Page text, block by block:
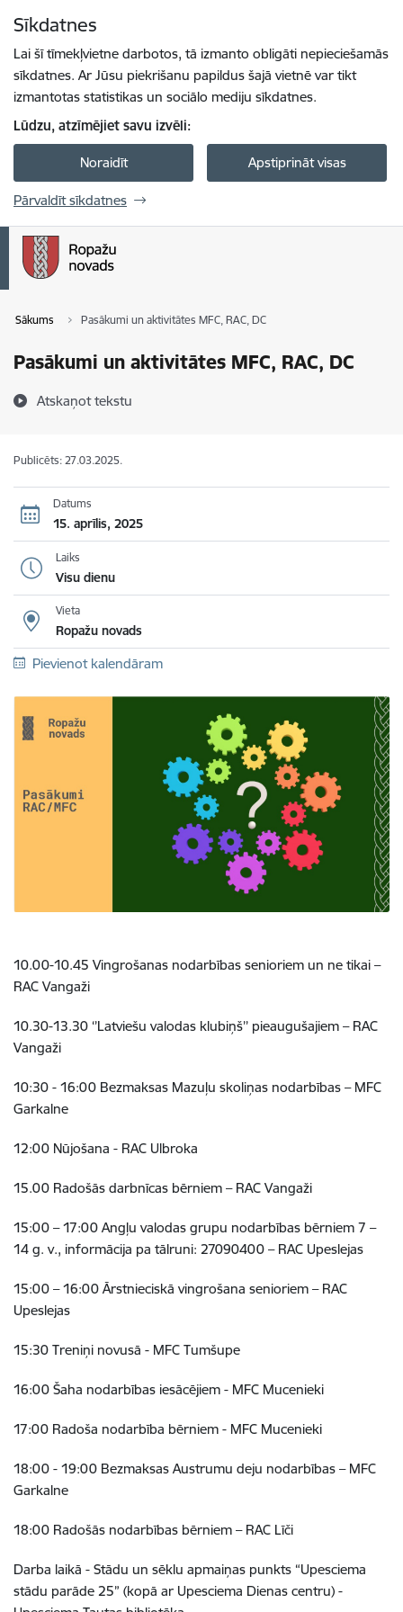
Sīkdatnes
Lai šī tīmekļvietne darbotos, tā izmanto obligāti nepieciešamās
sīkdatnes. Ar Jūsu piekrišanu papildus šajā vietnē var tikt
izmantotas statistikas un sociālo mediju sīkdatnes.
Lūdzu, atzīmējiet savu izvēli:
Noraidīt Apstiprināt visas
Pārvaldīt sīkdatnes
Sākums Pasākumi un aktivitātes MFC, RAC, DC
Pasākumi un aktivitātes MFC, RAC, DC
Atskaņot tekstu
Publicēts: 27.03.2025.
Datums
15. aprīlis, 2025
Laiks
Visu dienu
Vieta
Ropažu novads
Pievienot kalendāram
10.00-10.45 Vingrošanas nodarbības senioriem un ne tikai –
RAC Vangaži
10.30-13.30 ‘’Latviešu valodas klubiņš’’ pieaugušajiem – RAC
Vangaži
10:30 - 16:00 Bezmaksas Mazuļu skoliņas nodarbības – MFC
Garkalne
12:00 Nūjošana - RAC Ulbroka
15.00 Radošās darbnīcas bērniem – RAC Vangaži
15:00 – 17:00 Angļu valodas grupu nodarbības bērniem 7 –
14 g. v., informācija pa tālruni: 27090400 – RAC Upeslejas
15:00 – 16:00 Ārstnieciskā vingrošana senioriem – RAC
Upeslejas
15:30 Treniņi novusā - MFC Tumšupe
16:00 Šaha nodarbības iesācējiem - MFC Mucenieki
17:00 Radoša nodarbība bērniem - MFC Mucenieki
18:00 - 19:00 Bezmaksas Austrumu deju nodarbības – MFC
Garkalne
18:00 Radošās nodarbības bērniem – RAC Līči
Darba laikā - Stādu un sēklu apmaiņas punkts “Upesciema
stādu parāde 25” (kopā ar Upesciema Dienas centru) -